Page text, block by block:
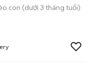
con (dưới 3 tháng tuổi)